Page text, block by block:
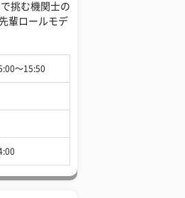
挑む機関士の
輩ロールモデ
〜15:50